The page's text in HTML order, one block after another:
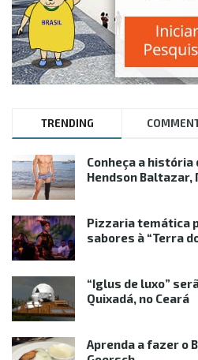
TRENDING
Conheça a história
Hendson Baltazar,
Pizzaria temática
sabores à “Terra
“Iglus de luxo”
Quixadá, no Ceará
Aprenda a fazer o